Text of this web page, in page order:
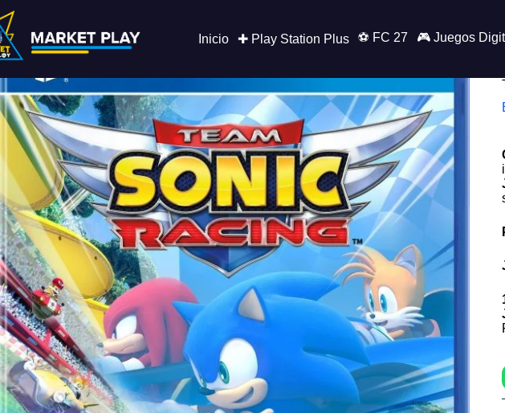
al
contenido
Inicio ✚ Play Station Plus ⚽ FC 27 🎮 Juegos